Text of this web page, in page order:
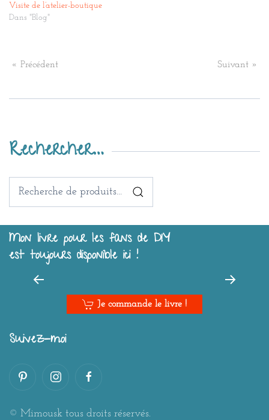
Visite de l’atelier-boutique
Dans "Blog"
« Précédent Suivant »
Rechercher…
Recherche
Mon livre pour les fans de DIY
est toujours disponible ici !
Je commande le livre !
Suivez-moi
© Mimousk tous droits réservés.